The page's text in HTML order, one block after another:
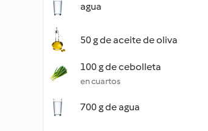
agua
50 g de aceite de oliva
100 g de cebolleta
en cuartos
700 g de agua